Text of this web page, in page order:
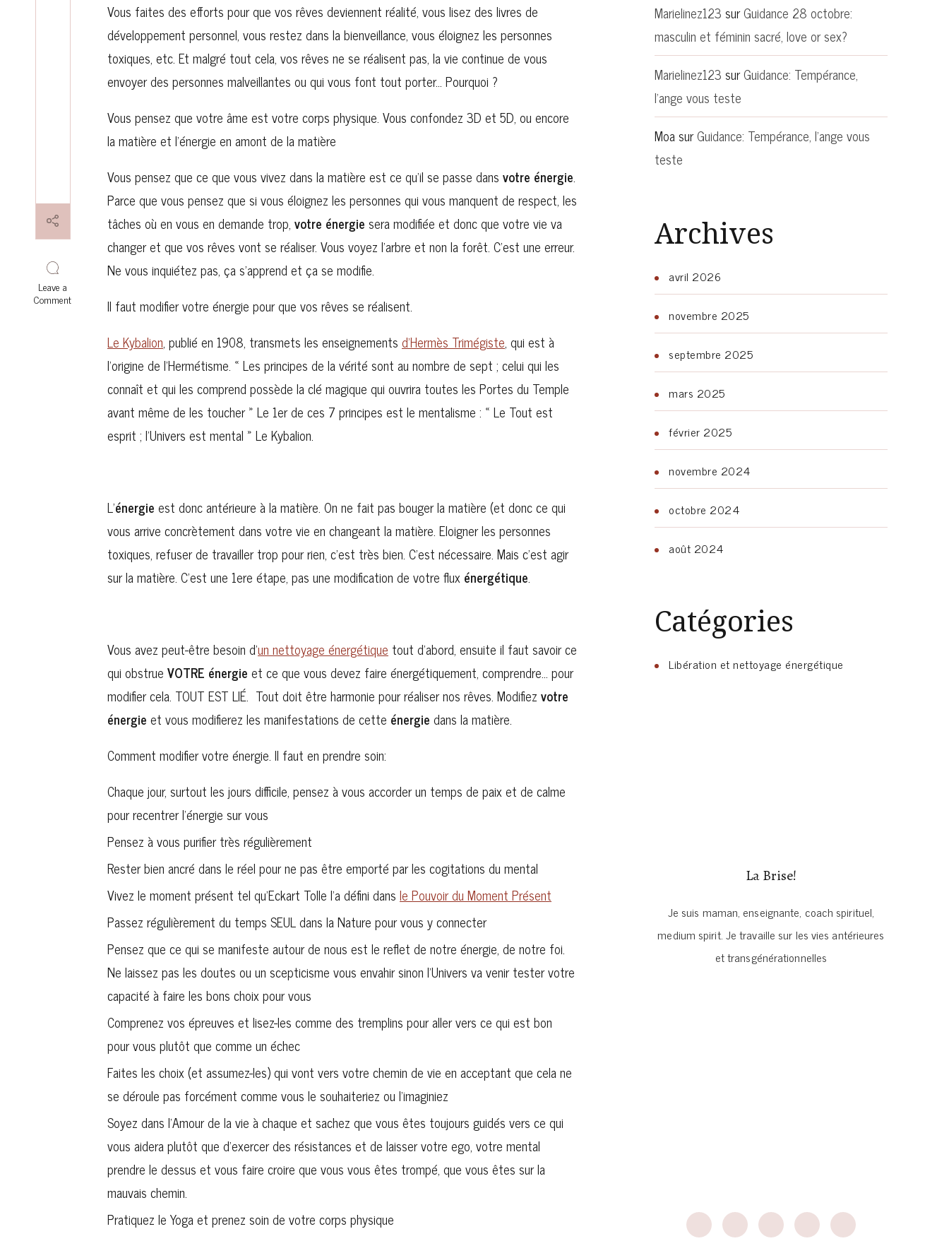
Leave a
Comment
Vous faites des efforts pour que vos rêves deviennent réalité, vous lisez des livres de
développement personnel, vous restez dans la bienveillance, vous éloignez les personnes
toxiques, etc. Et malgré tout cela, vos rêves ne se réalisent pas, la vie continue de vous
envoyer des personnes malveillantes ou qui vous font tout porter… Pourquoi ?
Vous pensez que votre âme est votre corps physique. Vous confondez 3D et 5D, ou encore
la matière et l’énergie en amont de la matière
Vous pensez que ce que vous vivez dans la matière est ce qu’il se passe dans votre énergie.
Parce que vous pensez que si vous éloignez les personnes qui vous manquent de respect, les
tâches où en vous en demande trop, votre énergie sera modifiée et donc que votre vie va
changer et que vos rêves vont se réaliser. Vous voyez l’arbre et non la forêt. C’est une erreur.
Ne vous inquiétez pas, ça s’apprend et ça se modifie.
Il faut modifier votre énergie pour que vos rêves se réalisent.
Le Kybalion, publié en 1908, transmets les enseignements d’Hermès Trimégiste, qui est à
l’origine de l’Hermétisme. « Les principes de la vérité sont au nombre de sept ; celui qui les
connaît et qui les comprend possède la clé magique qui ouvrira toutes les Portes du Temple
avant même de les toucher » Le 1er de ces 7 principes est le mentalisme : « Le Tout est
esprit ; l’Univers est mental » Le Kybalion.
L’énergie est donc antérieure à la matière. On ne fait pas bouger la matière (et donc ce qui
vous arrive concrètement dans votre vie en changeant la matière. Eloigner les personnes
toxiques, refuser de travailler trop pour rien, c’est très bien. C’est nécessaire. Mais c’est agir
sur la matière. C’est une 1ere étape, pas une modification de votre flux énergétique.
Vous avez peut-être besoin d’un nettoyage énergétique tout d’abord, ensuite il faut savoir ce
qui obstrue VOTRE énergie et ce que vous devez faire énergétiquement, comprendre… pour
modifier cela. TOUT EST LIÉ. Tout doit être harmonie pour réaliser nos rêves. Modifiez votre
énergie et vous modifierez les manifestations de cette énergie dans la matière.
Comment modifier votre énergie. Il faut en prendre soin:
Chaque jour, surtout les jours difficile, pensez à vous accorder un temps de paix et de calme
pour recentrer l’énergie sur vous
Pensez à vous purifier très régulièrement
Rester bien ancré dans le réel pour ne pas être emporté par les cogitations du mental
Vivez le moment présent tel qu’Eckart Tolle l’a défini dans le Pouvoir du Moment Présent
Passez régulièrement du temps SEUL dans la Nature pour vous y connecter
Pensez que ce qui se manifeste autour de nous est le reflet de notre énergie, de notre foi.
Ne laissez pas les doutes ou un scepticisme vous envahir sinon l’Univers va venir tester votre
capacité à faire les bons choix pour vous
Comprenez vos épreuves et lisez-les comme des tremplins pour aller vers ce qui est bon
pour vous plutôt que comme un échec
Faites les choix (et assumez-les) qui vont vers votre chemin de vie en acceptant que cela ne
se déroule pas forcément comme vous le souhaiteriez ou l’imaginiez
Soyez dans l’Amour de la vie à chaque et sachez que vous êtes toujours guidés vers ce qui
vous aidera plutôt que d’exercer des résistances et de laisser votre ego, votre mental
prendre le dessus et vous faire croire que vous vous êtes trompé, que vous êtes sur la
mauvais chemin.
Pratiquez le Yoga et prenez soin de votre corps physique
Marielinez123 surGuidance 28 octobre:
masculin et féminin sacré, love or sex?
Marielinez123 surGuidance: Tempérance,
l’ange vous teste
MoasurGuidance: Tempérance, l’ange vous
teste
Archives
avril 2026
novembre 2025
septembre 2025
mars 2025
février 2025
novembre 2024
octobre 2024
août 2024
Catégories
Libération et nettoyage énergétique
La Brise!
Je suis maman, enseignante, coach spirituel,
medium spirit. Je travaille sur les vies antérieures
et transgénérationnelles